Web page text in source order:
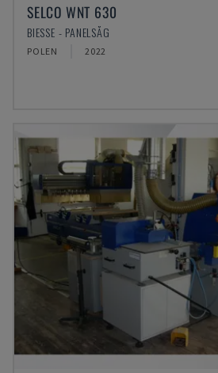
SELCO WNT 630
BIESSE - PANELSÅG
POLEN 2022